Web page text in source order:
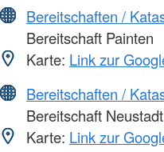
Bereitschaften /
Bereitschaft Painten
Karte: Link zur
Bereitschaften /
Bereitschaft
Karte: Link zur